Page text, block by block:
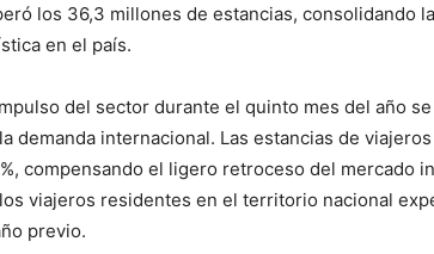
los 36,3 millones de estancias, consolidando
en el país.
del sector durante el quinto mes del año
demanda internacional. Las estancias de
compensando el ligero retroceso del mercado
viajeros residentes en el territorio nacional
previo.